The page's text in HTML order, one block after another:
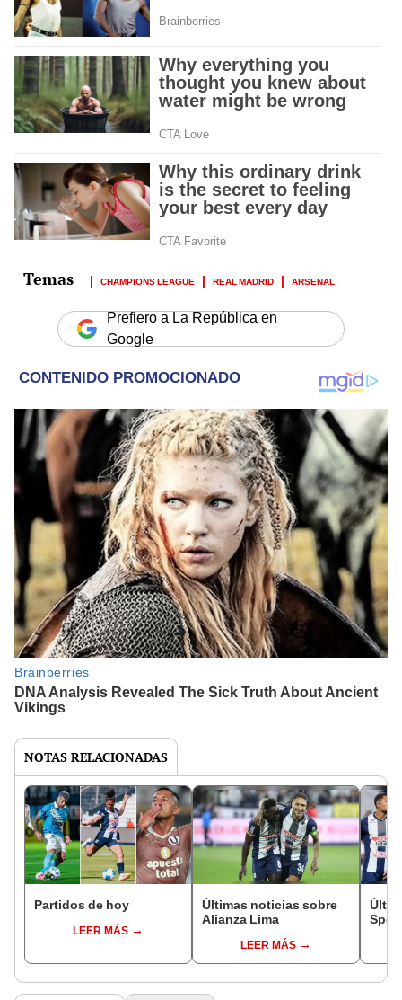
CHAMPIONS LEAGUE REAL MADRID ARSENAL
Prefiero a La República en
Google
NOTAS RELACIONADAS
Partidos de hoy
LEER MÁS
Últimas noticias sobre
Alianza Lima
LEER MÁS